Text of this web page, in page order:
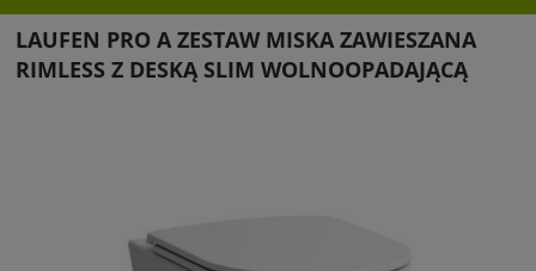
LAUFEN PRO A ZESTAW MISKA ZAWIESZANA
RIMLESS Z DESKĄ SLIM WOLNOOPADAJĄCĄ